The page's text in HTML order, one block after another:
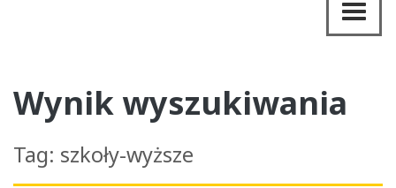
Wynik wyszukiwania
Tag: szkoły-wyższe